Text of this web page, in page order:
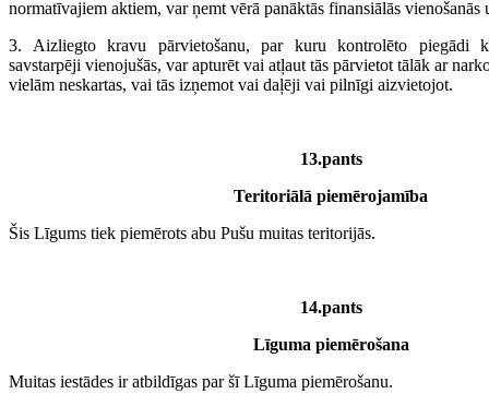
normatīvajiem aktiem, var ņemt vērā panāktās finansiālās vienošanās
3. Aizliegto kravu pārvietošanu, par kuru kontrolēto piegādi
savstarpēji vienojušās, var apturēt vai atļaut tās pārvietot tālāk ar
vielām neskartas, vai tās izņemot vai daļēji vai pilnīgi aizvietojot.
13.pants
Teritoriālā piemērojamība
Šis Līgums tiek piemērots abu Pušu muitas teritorijās.
14.pants
Līguma piemērošana
Muitas iestādes ir atbildīgas par šī Līguma piemērošanu.